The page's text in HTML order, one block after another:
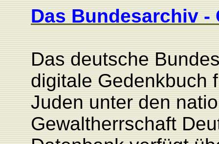
Das Bundesarchiv -
Das deutsche
digitale Gedenkbuch
Juden unter den
Gewaltherrschaft